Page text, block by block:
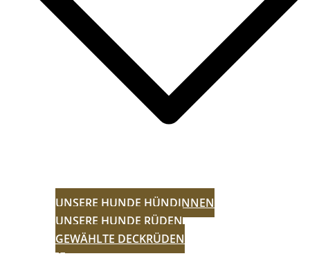
UNSERE HUNDE HÜNDINNEN
UNSERE HUNDE RÜDEN
GEWÄHLTE DECKRÜDEN
WÜRFE